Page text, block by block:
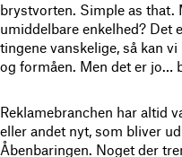
brystvorten. Simple as that.
umiddelbare enkelhed? Det
tingene vanskelige, så kan
og formåen. Men det er jo…
Reklamebranchen har altid
eller andet nyt, som bliver
Åbenbaringen. Noget der